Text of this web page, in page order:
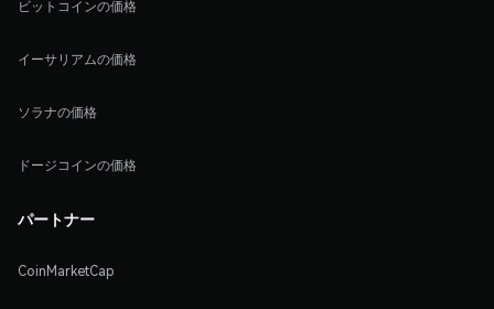
ビットコインの価格
イーサリアムの価格
ソラナの価格
ドージコインの価格
パートナー
CoinMarketCap